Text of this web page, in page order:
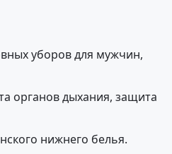
уборов для мужчин,
органов дыхания, защита
нижнего белья.